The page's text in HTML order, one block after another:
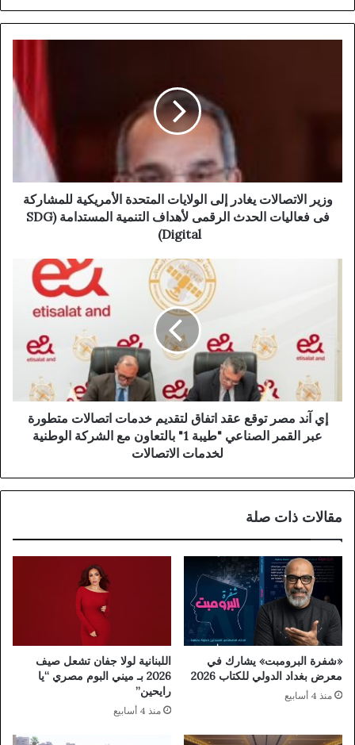
وزير الاتصالات يغادر إلى الولايات المتحدة الأمريكية للمشاركة
فى فعاليات الحدث الرقمى لأهداف التنمية المستدامة (SDG
Digital)
إي آند مصر توقع عقد اتفاق لتقديم خدمات اتصالات متطورة
عبر القمر الصناعي "طيبة 1" بالتعاون مع الشركة الوطنية
لخدمات الاتصالات
مقالات ذات صلة
«شفرة البرومبت» يشارك في
معرض بغداد الدولي للكتاب 2026
منذ 4 أسابيع
اللبنانية لولا جفان تشعل صيف
2026 بـ ميني البوم مصري “يا
رايحين”
منذ 4 أسابيع